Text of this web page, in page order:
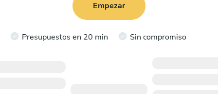
Empezar
Presupuestos en 20 min Sin compromiso